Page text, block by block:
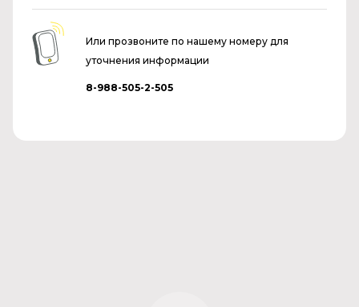
Или прозвоните по нашему номеру для
уточнения информации
8-988-505-2-505